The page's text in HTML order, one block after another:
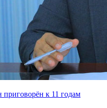
к 11 годам